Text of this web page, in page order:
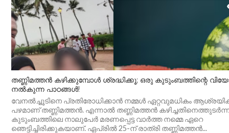
തണ്ണിമത്തൻ കഴിക്കുമ്പോൾ ശ്രദ്ധിക്കൂ; ഒരു കുടുംബത്തിന്റെ
നൽകുന്ന പാഠങ്ങൾ!
വേനൽച്ചൂടിനെ പ്രതിരോധിക്കാൻ നമ്മൾ ഏറ്റവുമധികം
പഴമാണ് തണ്ണിമത്തൻ. എന്നാൽ തണ്ണിമത്തൻ
കുടുംബത്തിലെ നാലുപേർ മരണപ്പെട്ട വാർത്ത നമ്മെ ഏറെ
ഞെട്ടിച്ചിരിക്കുകയാണ്. ഏപ്രിൽ 25-ന് രാത്രി തണ്ണിമത്തൻ...